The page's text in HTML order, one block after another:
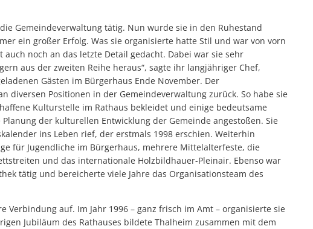
Gemeindeverwaltung tätig. Nun wurde sie in den Ruhestand
ein großer Erfolg. Was sie organisierte hatte Stil und war von vorn
noch an das letzte Detail gedacht. Dabei war sie sehr
aus der zweiten Reihe heraus“, sagte ihr langjähriger Chef,
Gästen im Bürgerhaus Ende November. Der
diversen Positionen in der Gemeindeverwaltung zurück. So habe sie
Kulturstelle im Rathaus bekleidet und einige bedeutsame
der kulturellen Entwicklung der Gemeinde angestoßen. Sie
ins Leben rief, der erstmals 1998 erschien. Weiterhin
für Jugendliche im Bürgerhaus, mehrere Mittelalterfeste, die
und das internationale Holzbildhauer-Pleinair. Ebenso war
tätig und bereicherte viele Jahre das Organisationsteam des
Verbindung auf. Im Jahr 1996 – ganz frisch im Amt – organisierte sie
Jubiläum des Rathauses bildete Thalheim zusammen mit dem